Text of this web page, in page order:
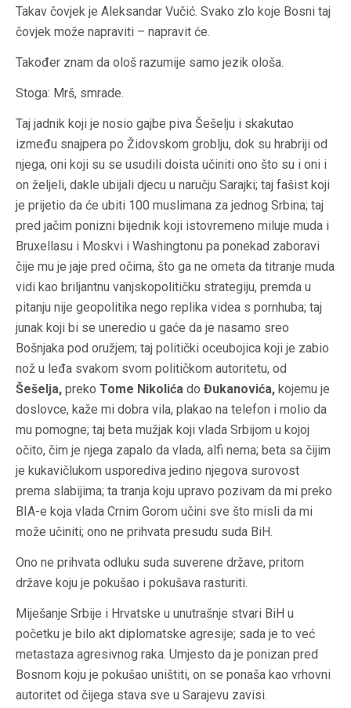
Takav čovjek je Aleksandar Vučić. Svako zlo koje Bosni taj
čovjek može napraviti – napravit će.
Također znam da ološ razumije samo jezik ološa.
Stoga: Mrš, smrade.
Taj jadnik koji je nosio gajbe piva Šešelju i skakutao
između snajpera po Židovskom groblju, dok su hrabriji od
njega, oni koji su se usudili doista učiniti ono što su i oni i
on željeli, dakle ubijali djecu u naručju Sarajki; taj fašist koji
je prijetio da će ubiti 100 muslimana za jednog Srbina; taj
pred jačim ponizni bijednik koji istovremeno miluje muda i
Bruxellasu i Moskvi i Washingtonu pa ponekad zaboravi
čije mu je jaje pred očima, što ga ne ometa da titranje muda
vidi kao briljantnu vanjskopolitičku strategiju, premda u
pitanju nije geopolitika nego replika videa s pornhuba; taj
junak koji bi se uneredio u gaće da je nasamo sreo
Bošnjaka pod oružjem; taj politički oceubojica koji je zabio
nož u leđa svakom svom političkom autoritetu, od
Šešelja, preko Tome Nikolića do Đukanovića, kojemu je
doslovce, kaže mi dobra vila, plakao na telefon i molio da
mu pomogne; taj beta mužjak koji vlada Srbijom u kojoj
očito, čim je njega zapalo da vlada, alfi nema; beta sa čijim
je kukavičlukom usporediva jedino njegova surovost
prema slabijima; ta tranja koju upravo pozivam da mi preko
BIA-e koja vlada Crnim Gorom učini sve što misli da mi
može učiniti; ono ne prihvata presudu suda BiH.
Ono ne prihvata odluku suda suverene države, pritom
države koju je pokušao i pokušava rasturiti.
Miješanje Srbije i Hrvatske u unutrašnje stvari BiH u
početku je bilo akt diplomatske agresije; sada je to već
metastaza agresivnog raka. Umjesto da je ponizan pred
Bosnom koju je pokušao uništiti, on se ponaša kao vrhovni
autoritet od čijega stava sve u Sarajevu zavisi.